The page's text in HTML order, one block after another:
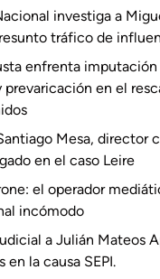
investiga a
tráfico de
enfrenta
prevaricación en el
Mesa, director
en el caso Leire
el operador
incómodo
a Julián Mateos
en la causa SEPI.